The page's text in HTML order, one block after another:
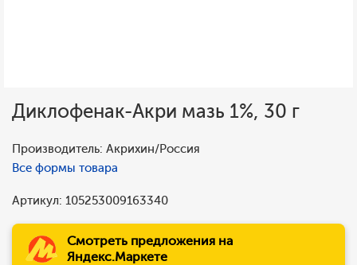
Диклофенак-Акри мазь 1%, 30 г
Производитель: Акрихин/Россия
Все формы товара
Артикул: 105253009163340
Смотреть предложения на
Яндекс.Маркете